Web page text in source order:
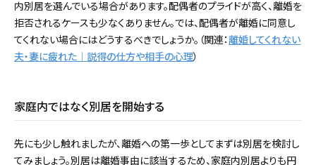
内別居を選んでいる場合があります。配偶者のプライドが高く、離婚を
拒否されるケースも少なくありません。では、配偶者が離婚に同意し
てくれない場合にはどうするべきでしょうか。（関連： 離婚してくれない
夫・妻に疲れた｜説得の仕方や相手の心理）
家庭内ではなく別居を開始する
先にも少し触れましたが、離婚への第一歩としてまずは別居を検討し
てみましょう。別居は離婚事由に該当するため、家庭内別居よりも円